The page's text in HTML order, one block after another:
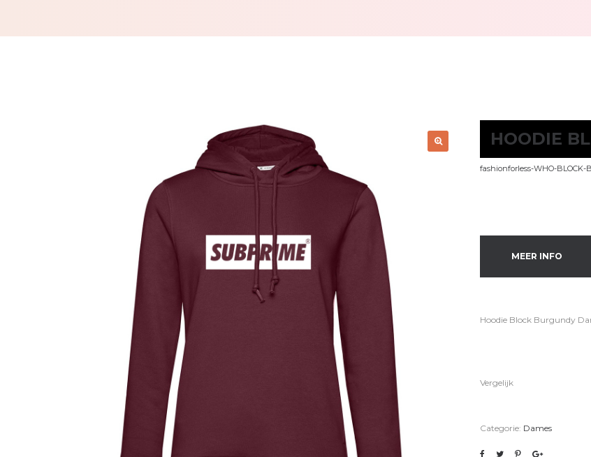
HOODIE
fashionforless-WHO-BLOCK-
MEER INFO
Hoodie Block Burgundy
Vergelijk
Categorie: Dames